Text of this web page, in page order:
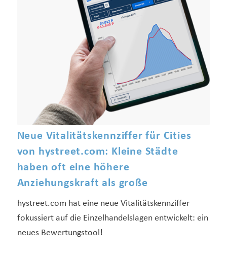
Neue Vitalitätskennziffer für Cities
von hystreet.com: Kleine Städte
haben oft eine höhere
Anziehungskraft als große
hystreet.com hat eine neue Vitalitätskennziffer
fokussiert auf die Einzelhandelslagen entwickelt: ein
neues Bewertungstool!